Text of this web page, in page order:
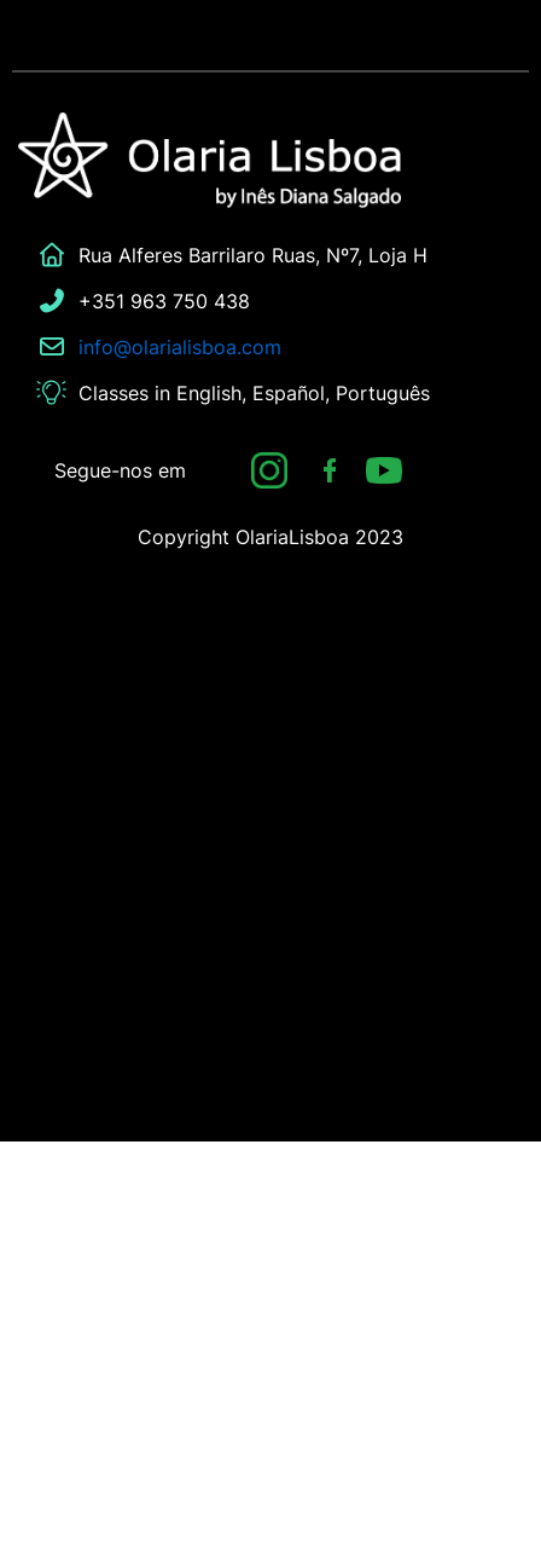
Rua Alferes Barrilaro Ruas, Nº7, Loja H
+351 963 750 438
info@olarialisboa.com
Classes in English, Español, Português
Segue-nos em
Copyright OlariaLisboa 2023